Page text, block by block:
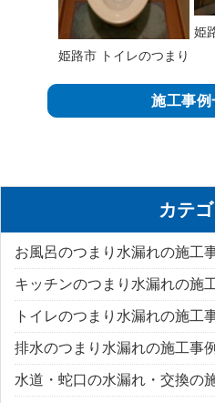
姫路市 トイレのつまり
姫
施工事例
カテ
お風呂のつまり水漏れの施工
キッチンのつまり水漏れの施
トイレのつまり水漏れの施工
排水のつまり水漏れの施工事例
水道・蛇口の水漏れ・交換の